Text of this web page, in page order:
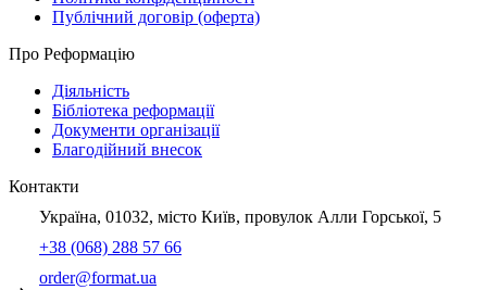
Публічний договір (оферта)
Про Реформацію
Діяльність
Бібліотека реформації
Документи організації
Благодійний внесок
Контакти
Україна, 01032, місто Київ, провулок Алли Горської, 5
+38 (068) 288 57 66
order@format.ua